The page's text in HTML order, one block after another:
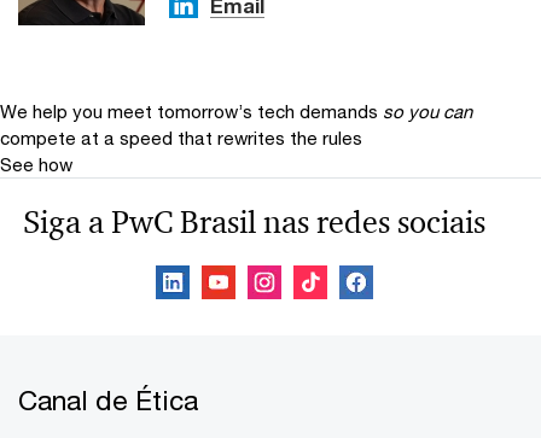
Email
We help you meet tomorrow’s tech demands so you can
compete at a speed that rewrites the rules
See how
Siga a PwC Brasil nas redes sociais
Canal de Ética